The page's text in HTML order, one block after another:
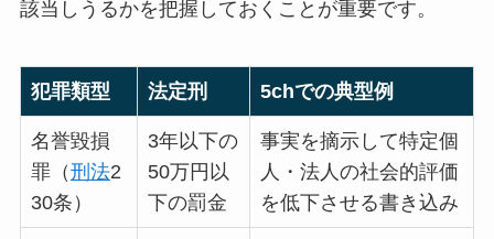
該当しうるかを把握しておくことが重要です。
犯罪類型 法定刑 5chでの典型例
名誉毀損
罪（刑法2
30条）
3年以下の
50万円以
下の罰金
事実を摘示して特定個
人・法人の社会的評価
を低下させる書き込み